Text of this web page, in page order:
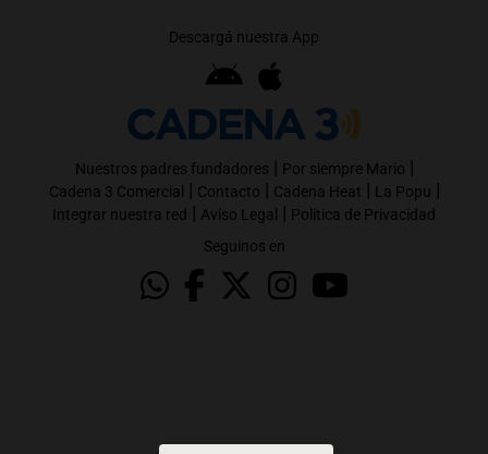
Descargá nuestra App
Nuestros padres fundadores | Por siempre Mario |
Cadena 3 Comercial | Contacto | Cadena Heat | La Popu |
Integrar nuestra red | Aviso Legal | Política de Privacidad
Seguinos en